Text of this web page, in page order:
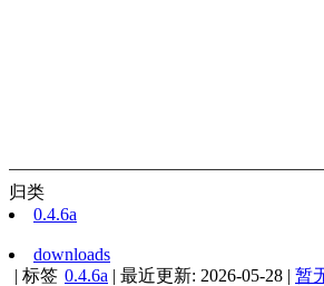
归类
0.4.6a
downloads
| 标签 0.4.6a | 最近更新: 2026-05-28 | 暂